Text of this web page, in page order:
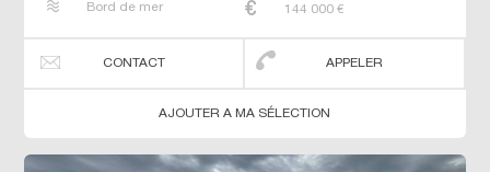
Bord de mer 144 000 €
CONTACT APPELER
AJOUTER A MA SÉLECTION